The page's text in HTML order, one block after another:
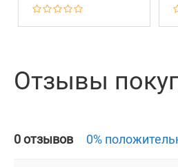
Отзывы
0 отзывов 0%